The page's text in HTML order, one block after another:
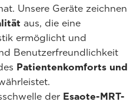
Unsere Geräte zeichnen
aus, die eine
ermöglicht und
Benutzerfreundlichkeit
Patientenkomforts und
der Esaote-MRT-